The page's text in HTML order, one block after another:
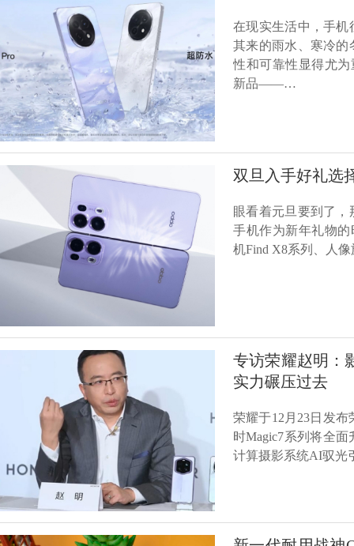
在现实生活中，手机
其来的雨水、寒冷的
性和可靠性显得尤为
新品——…
双旦入手好礼选
眼看着元旦要到了
手机作为新年礼物
机Find X8系列、人
专访荣耀赵明：
实力碾压过去
荣耀于12月23日发布
时Magic7系列将全
计算摄影系统AI驭光